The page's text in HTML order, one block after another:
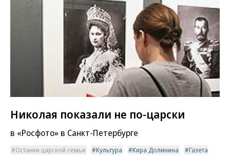
Николая показали не по-царски
в «Росфото» в Санкт-Петербурге
Останки царской семьи Культура Кира Долинина
Газета